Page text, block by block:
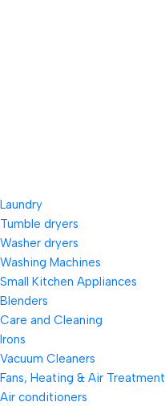
Laundry
Tumble dryers
Washer dryers
Washing Machines
Small Kitchen Appliances
Blenders
Care and Cleaning
Irons
Vacuum Cleaners
Fans, Heating & Air Treatment
Air conditioners